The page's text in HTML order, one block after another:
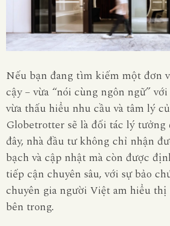
Nếu bạn đang tìm kiếm một đơn
cậy – vừa “nói cùng ngôn ngữ”
vừa thấu hiểu nhu cầu và tâm lý
Globetrotter sẽ là đối tác lý tưởng
đây, nhà đầu tư không chỉ nhận
bạch và cập nhật mà còn được
tiếp cận chuyên sâu, với sự bảo
chuyên gia người Việt am hiểu
bên trong.